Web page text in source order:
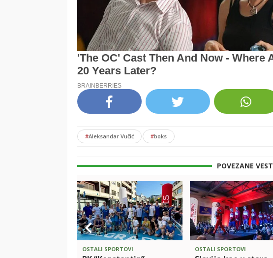
#Aleksandar Vučić #boks
POVEZANE
OSTALI SPORTOVI OSTALI SPORTOVI